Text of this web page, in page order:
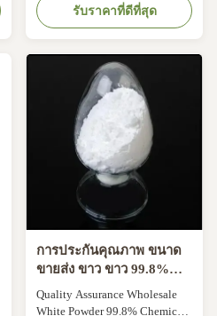
Moulding Compound Powder
Gains Traction in Sustainable
Manufacturing DONGXIN
MELAMINE (XIAMEN)
CHEMICAL CO.,LTD is
witnessing a significant
resurgence in demand for high-
performance, aesthetic, and eco-
conscious ...
รับราคาที่ดีที่สุด
การประกันคุณภาพ ขนาด
ขายส่ง ขาว ขาว 99.8%
สารเคมี วัสดุแท้ เมลาไมน์
Quality Assurance Wholesale
White Powder 99.8% Chemical